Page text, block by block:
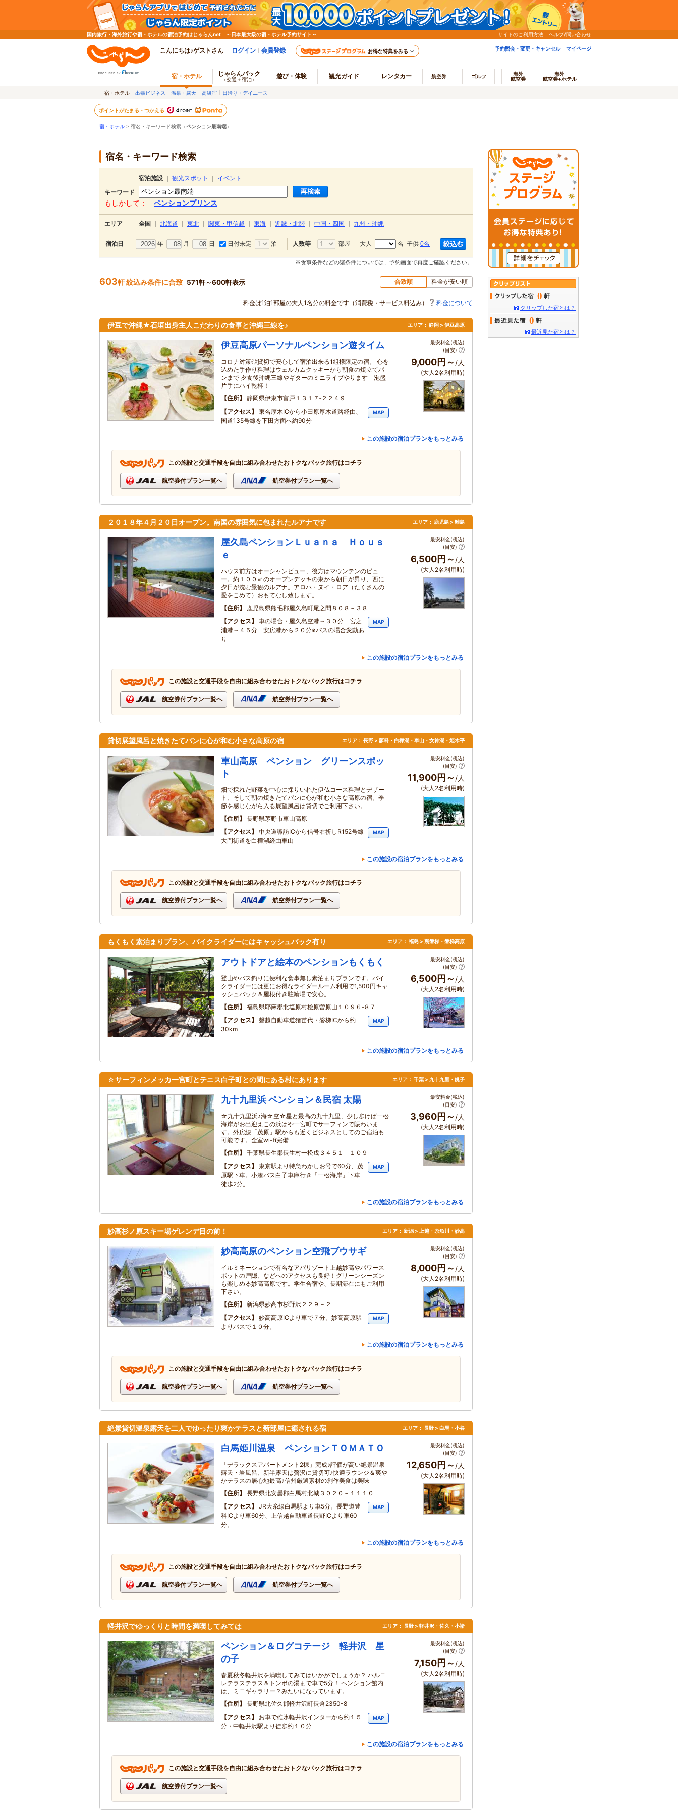
国内旅行・海外旅行や宿・ホテルの宿泊予約はじゃらんnet ～日本最大級の宿・ホテル予約サイト～ サイトのご利用方法 ヘルプ/問い合わせ
こんにちは♪ゲストさん ログイン 会員登録 お得な特典をみる 予約照会・変更・キャンセル マイページ
宿・ホテル じゃらんパック
（交通＋宿泊） 遊び・体験 観光ガイド レンタカー 航空券 ゴルフ
海外
航空券
海外
航空券+ホテル
宿・ホテル 出張ビジネス 温泉・露天 高級宿 日帰り・デイユース
ポイントがたまる・つかえる
宿・ホテル > 宿名・キーワード検索（ペンション最南端）
宿名・キーワード検索
宿泊施設 観光スポット
イベント
キーワード
もしかして： ペンションプリンス
エリア 全国 北海道 東北 関東・甲信越 東海 近畿・北陸 中国・四国 九州・沖縄
宿泊日 年 月 日 日付未定 泊 人数等 部屋 大人 名 子供 0名
※食事条件などの諸条件については、予約画面で再度ご確認ください。
603軒 絞込み条件に合致 571軒～600軒表示 合致順 料金が安い順
料金は1泊1部屋の大人1名分の料金です（消費税・サービス料込み） 料金について
伊豆で沖縄★石垣出身主人こだわりの食事と沖縄三線を♪ エリア： 静岡 > 伊豆高原
伊豆高原パーソナルペンション遊タイム
コロナ対策◎貸切で安心して宿泊出来る1組様限定の宿。 心を
込めた手作り料理はウェルカムクッキーから朝食の焼立てパ
ンまで 夕食後沖縄三線やギターのミニライブやります 泡盛
片手にハイ乾杯！
住所
静岡県伊東市富戸１３１７‐２２４９
アクセス
東名厚木ICから小田原厚木道路経由、
国道135号線を下田方面へ約90分
MAP
最安料金(税込)
(目安)
9,000円～ /人
(大人2名利用時)
この施設の宿泊プランをもっとみる
この施設と交通手段を自由に組み合わせたおトクなパック旅行はコチラ
航空券付プラン一覧へ 航空券付プラン一覧へ
２０１８年４月２０日オープン。南国の雰囲気に包まれたルアナです エリア： 鹿児島 > 離島
屋久島ペンションＬｕａｎａ Ｈｏｕｓ
ｅ
ハウス前方はオーシャンビュー、後方はマウンテンのビュ
ー。約１００㎡のオープンデッキの東から朝日が昇り、西に
夕日が沈む景観のルアナ。アロハ・ヌイ・ロア（たくさんの
愛をこめて）おもてなし致します。
住所
鹿児島県熊毛郡屋久島町尾之間８０８－３８
アクセス
車の場合・屋久島空港～３０分 宮之
浦港～４５分 安房港から２０分※バスの場合変動あ
り
MAP
最安料金(税込)
(目安)
6,500円～ /人
(大人2名利用時)
この施設の宿泊プランをもっとみる
この施設と交通手段を自由に組み合わせたおトクなパック旅行はコチラ
航空券付プラン一覧へ 航空券付プラン一覧へ
貸切展望風呂と焼きたてパンに心が和む小さな高原の宿 エリア： 長野 > 蓼科・白樺湖・車山・女神湖・姫木平
車山高原 ペンション グリーンスポッ
ト
畑で採れた野菜を中心に採りいれた伊仏コース料理とデザー
ト、そして朝の焼きたてパンに心が和む小さな高原の宿。季
節を感じながら入る展望風呂は貸切でご利用下さい。
住所
長野県茅野市車山高原
アクセス
中央道諏訪ICから信号右折しR152号線
大門街道を白樺湖経由車山
MAP
最安料金(税込)
(目安)
11,900円～ /人
(大人2名利用時)
この施設の宿泊プランをもっとみる
この施設と交通手段を自由に組み合わせたおトクなパック旅行はコチラ
航空券付プラン一覧へ 航空券付プラン一覧へ
もくもく素泊まりプラン、バイクライダーにはキャッシュバック有り エリア： 福島 > 裏磐梯・磐梯高原
アウトドアと絵本のペンションもくもく
登山やバス釣りに便利な食事無し素泊まりプランです。バイ
クライダーには更にお得なライダールーム利用で1,500円キャ
ッシュバック＆屋根付き駐輪場で安心。
住所
福島県耶麻郡北塩原村桧原曽原山１０９６‐８７
アクセス
磐越自動車道猪苗代・磐梯ICから約
30km
MAP
最安料金(税込)
(目安)
6,500円～/人
(大人2名利用時)
この施設の宿泊プランをもっとみる
☆サーフィンメッカ一宮町とテニス白子町との間にある村にあります エリア： 千葉 > 九十九里・銚子
九十九里浜 ペンション＆民宿 太陽
☆九十九里浜♪海☆空☆星と最高の九十九里、少し歩けば一松
海岸がお出迎えこの浜はや一宮町でサーフィンで賑わいま
す。外房線「茂原」駅からも近くビジネスとしてのご宿泊も
可能です。全室wi-fi完備
住所
千葉県長生郡長生村一松戊３４５１－１０９
アクセス
東京駅より特急わかしお号で60分、茂
原駅下車。小湊バス白子車庫行き「一松海岸」下車
徒歩2分。
MAP
最安料金(税込)
(目安)
3,960円～/人
(大人2名利用時)
この施設の宿泊プランをもっとみる
妙高杉ノ原スキー場ゲレンデ目の前！ エリア： 新潟 > 上越・糸魚川・妙高
妙高高原のペンション空飛ブウサギ
イルミネーションで有名なアパリゾート上越妙高やパワース
ポットの戸隠、などへのアクセスも良好！グリーンシーズン
も楽しめる妙高高原です。学生合宿や、長期滞在にもご利用
下さい。
住所
新潟県妙高市杉野沢２２９－２
アクセス
妙高高原ICより車で７分。妙高高原駅
よりバスで１０分。
MAP
最安料金(税込)
(目安)
8,000円～/人
(大人2名利用時)
この施設の宿泊プランをもっとみる
この施設と交通手段を自由に組み合わせたおトクなパック旅行はコチラ
航空券付プラン一覧へ 航空券付プラン一覧へ
絶景貸切温泉露天を二人でゆったり爽かテラスと新部屋に癒される宿 エリア： 長野 > 白馬・小谷
白馬姫川温泉 ペンションＴＯＭＡＴＯ
「デラックスアパートメント2棟」完成♪評価が高い絶景温泉
露天・岩風呂、新半露天は贅沢に貸切可♪快適ラウンジ＆爽や
かテラスの居心地最高♪信州厳選素材の創作美食は美味
住所
長野県北安曇郡白馬村北城３０２０－１１１０
アクセス
JR大糸線白馬駅より車5分。長野道豊
科ICより車60分、上信越自動車道長野ICより車60
分。
MAP
最安料金(税込)
(目安)
12,650円～ /人
(大人2名利用時)
この施設の宿泊プランをもっとみる
この施設と交通手段を自由に組み合わせたおトクなパック旅行はコチラ
航空券付プラン一覧へ 航空券付プラン一覧へ
軽井沢でゆっくりと時間を満喫してみては エリア： 長野 > 軽井沢・佐久・小諸
ペンション＆ログコテージ 軽井沢 星
の子
春夏秋冬軽井沢を満喫してみてはいかがでしょうか？ ハルニ
レテラステラス＆トンボの湯まで車で5分！ ペンション館内
は、ミニギャラリー？みたいになっています。
住所
長野県北佐久郡軽井沢町長倉2350-8
アクセス
お車で碓氷軽井沢インターから約１５
分・中軽井沢駅より徒歩約１０分
MAP
最安料金(税込)
(目安)
7,150円～ /人
(大人2名利用時)
この施設の宿泊プランをもっとみる
この施設と交通手段を自由に組み合わせたおトクなパック旅行はコチラ
航空券付プラン一覧へ
0
クリップした宿とは？
0
最近見た宿とは？